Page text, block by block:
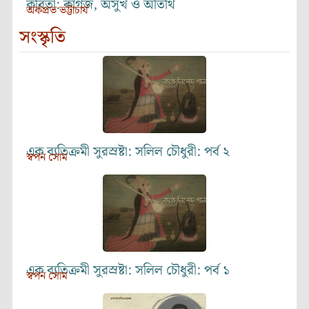
কবিতা: কাগজ, অসুখ ও অতিথি
অর্কপ্রভ ভট্টাচার্য
সংস্কৃতি
এক ব্যতিক্রমী সুরস্রষ্টা: সলিল চৌধুরী: পর্ব ২
স্বপন সোম
এক ব্যতিক্রমী সুরস্রষ্টা: সলিল চৌধুরী: পর্ব ১
স্বপন সোম